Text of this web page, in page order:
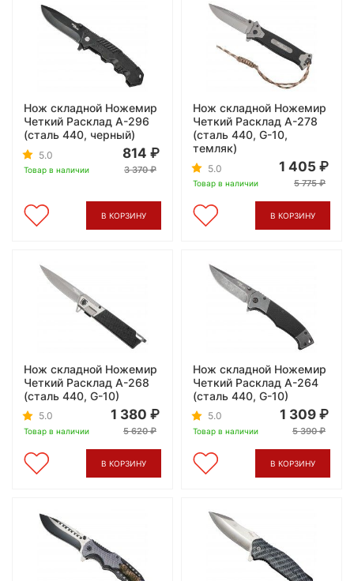
Нож складной Ножемир
Четкий Расклад A-296
(сталь 440, черный)
5.0
Товар в наличии
814
3 370
В КОРЗИНУ
Нож складной Ножемир
Четкий Расклад A-278
(сталь 440, G-10,
темляк)
5.0
Товар в наличии
1 405
5 775
В КОРЗИНУ
Нож складной Ножемир
Четкий Расклад A-268
(сталь 440, G-10)
5.0
Товар в наличии
1 380
5 620
В КОРЗИНУ
Нож складной Ножемир
Четкий Расклад A-264
(сталь 440, G-10)
5.0
Товар в наличии
1 309
5 390
В КОРЗИНУ